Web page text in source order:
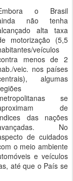
o Brasil
não tenha
alta taxa
motorização (5,5
veículos
menos de 2
veic. nos países
algumas
se
de
das nações
No
de cuidados
o meio ambiente
e veículos
até que o País se